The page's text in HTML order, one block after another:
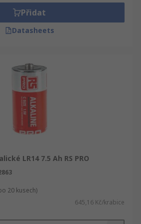
vyhovovala vašim
se do naší příručky pro
středně vysokými úrovněmi
se používají v
systémy,
Přidat
Datasheets
LR14 7.5 Ah RS PRO
20 kusech)
645,16 Kč/krabice